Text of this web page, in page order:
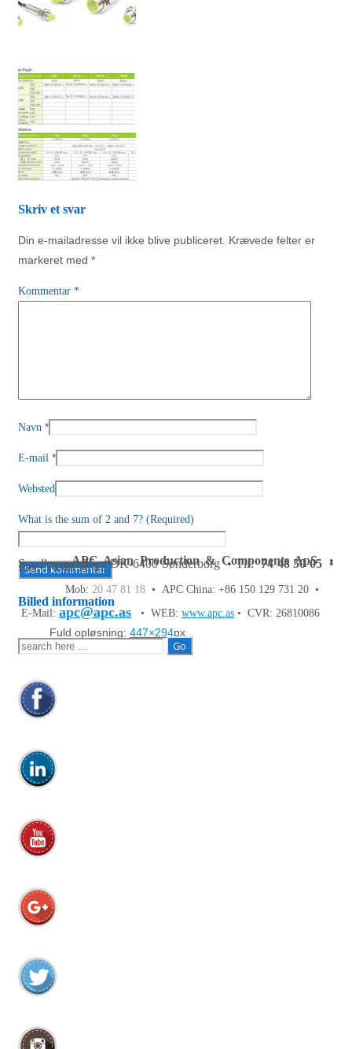
Skriv et svar
Din e-mailadresse vil ikke blive publiceret. Krævede felter er
markeret med *
Kommentar *
Navn *
E-mail *
Websted
What is the sum of 2 and 7? (Required)
Billed information
Fuld opløsning: 447×294px
APC Asian Production & Components ApS•
Sundkrogen 35 • DK-6400 Sønderborg • Tlf:74 48 50 05•
Fax: 74 48 50 45
Mob: 20 47 81 18 • APC China: +86 150 129 731 20 •
E-Mail: apc@apc.as • WEB: www.apc.as • CVR: 26810086
Søg